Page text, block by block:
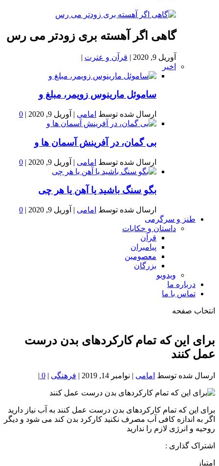
گاهی اگر آهسته بری زودتر می رس
آوریل 9, 2020 | قرآن و عترت |
اخیر
ساموئل مارینوس زویمر، مبلغ و
ارسال شده توسط امامی | آوریل 9, 2020 |
0
بى گمان، در آفرينش آسمان ها و
ارسال شده توسط امامی | آوریل 9, 2020 |
0
بگو سنگ باشید یا آهن یا هر چی
ارسال شده توسط امامی | آوریل 9, 2020 |
0
طنز و سرگرمی
داستان و حکایات
قرآن
پیامبران
معصومین
بزرگان
ویدویو
درباره ما
تماس با ما
انتخاب صفحه
خون
شمال
تهران
برای این که تمام کارکردهای بدن درست
عمل کنند
ارسال شده توسط امامی | نوامبر 14, 2019 | فرهنگی |
0
|
برای این که تمام کارکردهای بدن درست عمل کنند به آب نیاز دارید
اگر به اندازه کافی آب مصرف نکنید کارکرد بدن کند می شود و دیگر
روحیه و انرژی لازم را ندارید
اشتراک گذاری :
امتیاز